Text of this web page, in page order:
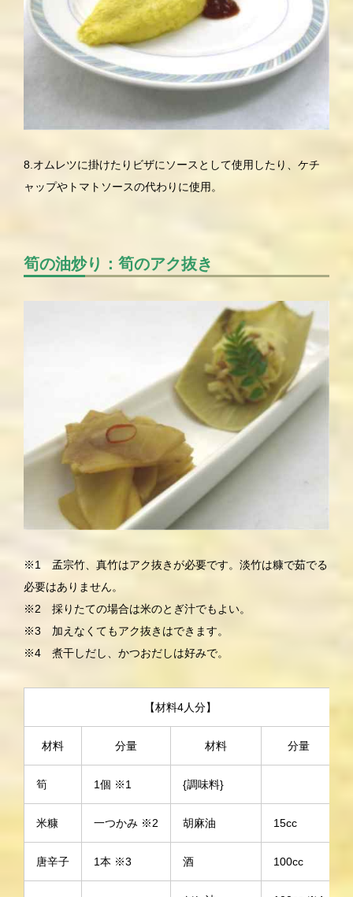
8.オムレツに掛けたりビザにソースとして使用したり、ケチ
ャップやトマトソースの代わりに使用。
筍の油炒り：筍のアク抜き
※1 孟宗竹、真竹はアク抜きが必要です。淡竹は糠で茹でる
必要はありません。
※2 採りたての場合は米のとぎ汁でもよい。
※3 加えなくてもアク抜きはできます。
※4 煮干しだし、かつおだしは好みで。
【材料4人分】
材料 分量 材料 分量
筍 1個 ※1 {調味料}
米糠 一つかみ ※2 胡麻油 15cc
唐辛子 1本 ※3 酒 100cc